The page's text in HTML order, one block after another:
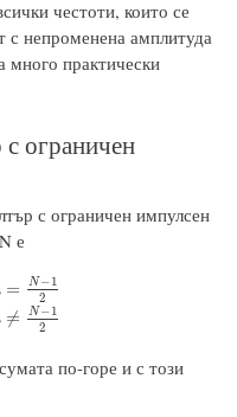
честоти, които се
с непроменена амплитуда
много практически
ограничен
с ограничен импулсен
е
= N−1
2
≠ N−1
2
N− 1
по-горе и с този